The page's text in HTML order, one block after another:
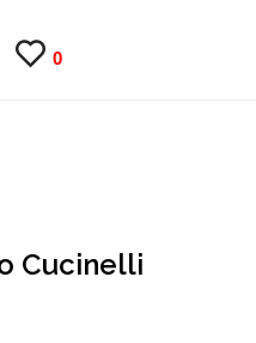
0
0
Cucinelli